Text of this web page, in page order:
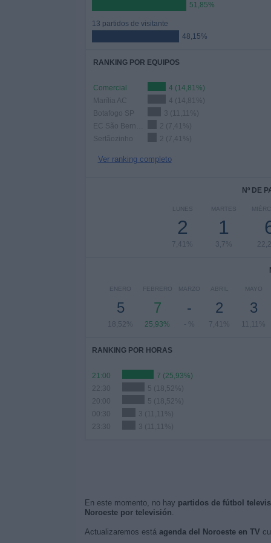
51,85%
13 partidos de visitante
48,15%
RANKING POR EQUIPOS
Comercial
4 (14,81%)
Marília AC
4 (14,81%)
Botafogo SP
3 (11,11%)
2 (7,41%)
Sertãozinho
2 (7,41%)
Ver ranking completo
Nº DE
LUNES
2
7,41%
MARTES
1
3,7%
ENERO
5
18,52%
FEBRERO
7
25,93%
MARZO
-
- %
ABRIL
2
7,41%
MAYO
3
11,11%
RANKING POR HORAS
21:00
7 (25,93%)
22:30
5 (18,52%)
20:00
5 (18,52%)
00:30
3 (11,11%)
23:30
3 (11,11%)
En este momento, no hay partidos de fútbol
Noroeste por televisión.
Actualizaremos está agenda del Noroeste en TV